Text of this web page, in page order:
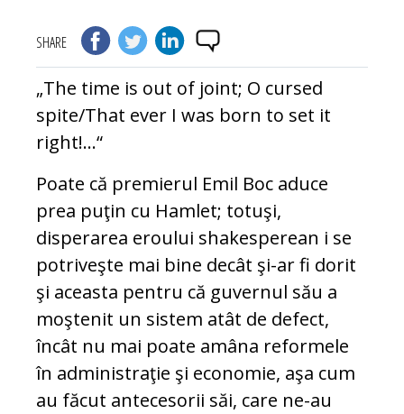
SHARE
„The time is out of joint; O cursed
spite/That ever I was born to set it
right!...“
Poate că premierul Emil Boc aduce
prea puţin cu Hamlet; totuşi,
disperarea eroului shakesperean i se
potriveşte mai bine decât şi-ar fi dorit
şi aceasta pentru că guvernul său a
moştenit un sistem atât de defect,
încât nu mai poate amâna reformele
în administraţie şi economie, aşa cum
au făcut antecesorii săi, care ne-au